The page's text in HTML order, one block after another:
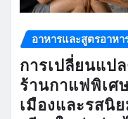
อาหารและสูตรอาหา
การเปลี่ยนแป
ร้านกาแฟพิเ
เมืองและรสนิ